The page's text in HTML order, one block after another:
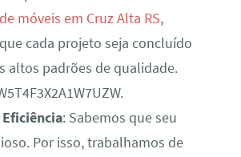
móveis em Cruz Alta RS,
cada projeto seja concluído
altos padrões de qualidade.
: Sabemos que seu
Por isso, trabalhamos de